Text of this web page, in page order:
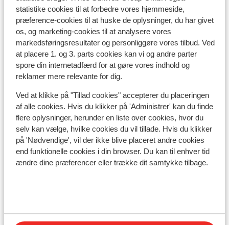
statistike cookies til at forbedre vores hjemmeside,
præference-cookies til at huske de oplysninger, du har givet
os, og marketing-cookies til at analysere vores
markedsføringsresultater og personliggøre vores tilbud. Ved
at placere 1. og 3. parts cookies kan vi og andre parter
spore din internetadfærd for at gøre vores indhold og
reklamer mere relevante for dig.
Ved at klikke på "Tillad cookies" accepterer du placeringen
af alle cookies. Hvis du klikker på 'Administrer' kan du finde
flere oplysninger, herunder en liste over cookies, hvor du
selv kan vælge, hvilke cookies du vil tillade. Hvis du klikker
på 'Nødvendige', vil der ikke blive placeret andre cookies
end funktionelle cookies i din browser. Du kan til enhver tid
ændre dine præferencer eller trække dit samtykke tilbage.
I området
I centrum
Afstand til skipiste ca. 400 meter
Afstand til busstoppested til skilift ca. 350 meter
( skibus gratis mod forevisning af liftkort)
Afstand til skilift ca. 400 meter
Afstand til nærmeste butikker ca. 50 meter
Afstand til nærmeste kiosk ca. 100 meter
Nærmeste restaurant ca. 0 meter
Liftkort/skileje/undervisning
Undervisning